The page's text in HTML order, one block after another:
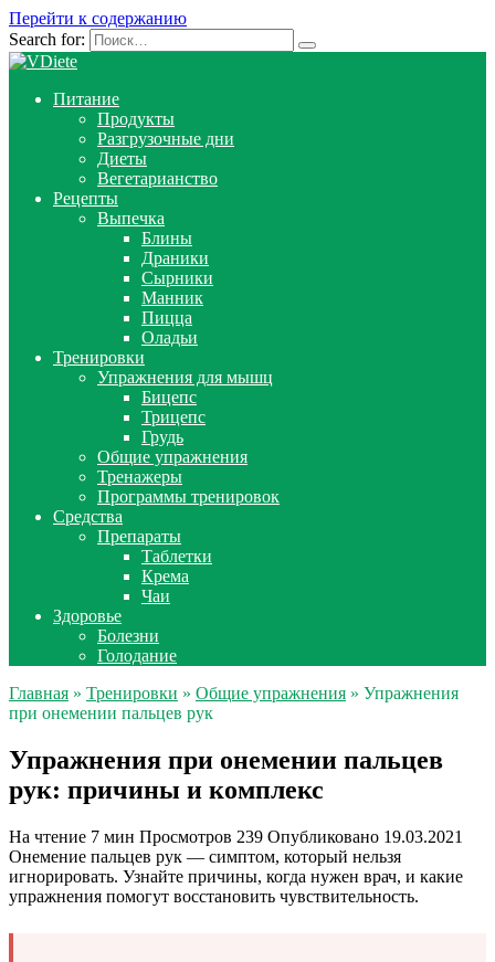
Перейти к содержанию
Search for:
Питание
Продукты
Разгрузочные дни
Диеты
Вегетарианство
Рецепты
Выпечка
Блины
Драники
Сырники
Манник
Пицца
Оладьи
Тренировки
Упражнения для мышц
Бицепс
Трицепс
Грудь
Общие упражнения
Тренажеры
Программы тренировок
Средства
Препараты
Таблетки
Крема
Чаи
Здоровье
Болезни
Голодание
Главная » Тренировки » Общие упражнения » Упражнения
при онемении пальцев рук
Упражнения при онемении пальцев
рук: причины и комплекс
На чтение 7 мин Просмотров 239 Опубликовано 19.03.2021
Онемение пальцев рук — симптом, который нельзя
игнорировать. Узнайте причины, когда нужен врач, и какие
упражнения помогут восстановить чувствительность.